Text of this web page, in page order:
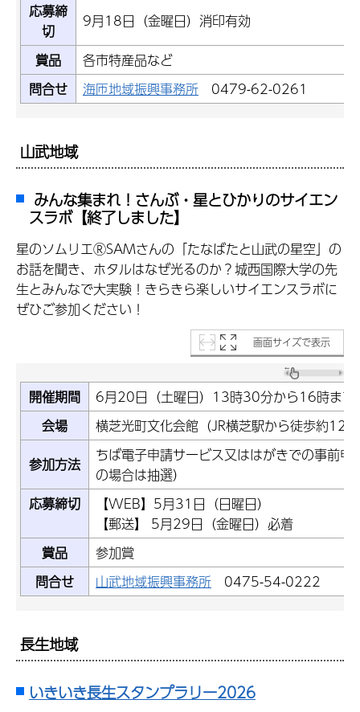
応募締
切
9月18日（金曜日）消印有効
賞品
各市特産品など
問合せ
海匝地域振興事務所 0479-62-0261
山武地域
みんな集まれ！さんぶ・星とひかりのサイエン
スラボ【終了しました】
星のソムリエⓇSAMさんの「たなばたと山武の星空」の
お話を聞き、ホタルはなぜ光るのか？城西国際大学の先
生とみんなで大実験！きらきら楽しいサイエンスラボに
ぜひご参加ください！
画面サイズで表示
開催期間
6月20日（土曜日）13時30分から16時まで
会場
横芝光町文化会館（JR横芝駅から徒歩約12
参加方法
ちば電子申請サービス又ははがきでの事前
の場合は抽選）
応募締切
【WEB】5月31日（日曜日）
【郵送】 5月29日（金曜日）必着
賞品
参加賞
問合せ
山武地域振興事務所 0475-54-0222
長生地域
いきいき長生スタンプラリー2026